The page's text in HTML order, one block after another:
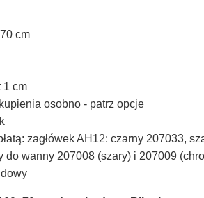
cm
1 cm
osobno - patrz opcje
zagłówek AH12: czarny 207033,
do wanny 207008 (szary) i 207009